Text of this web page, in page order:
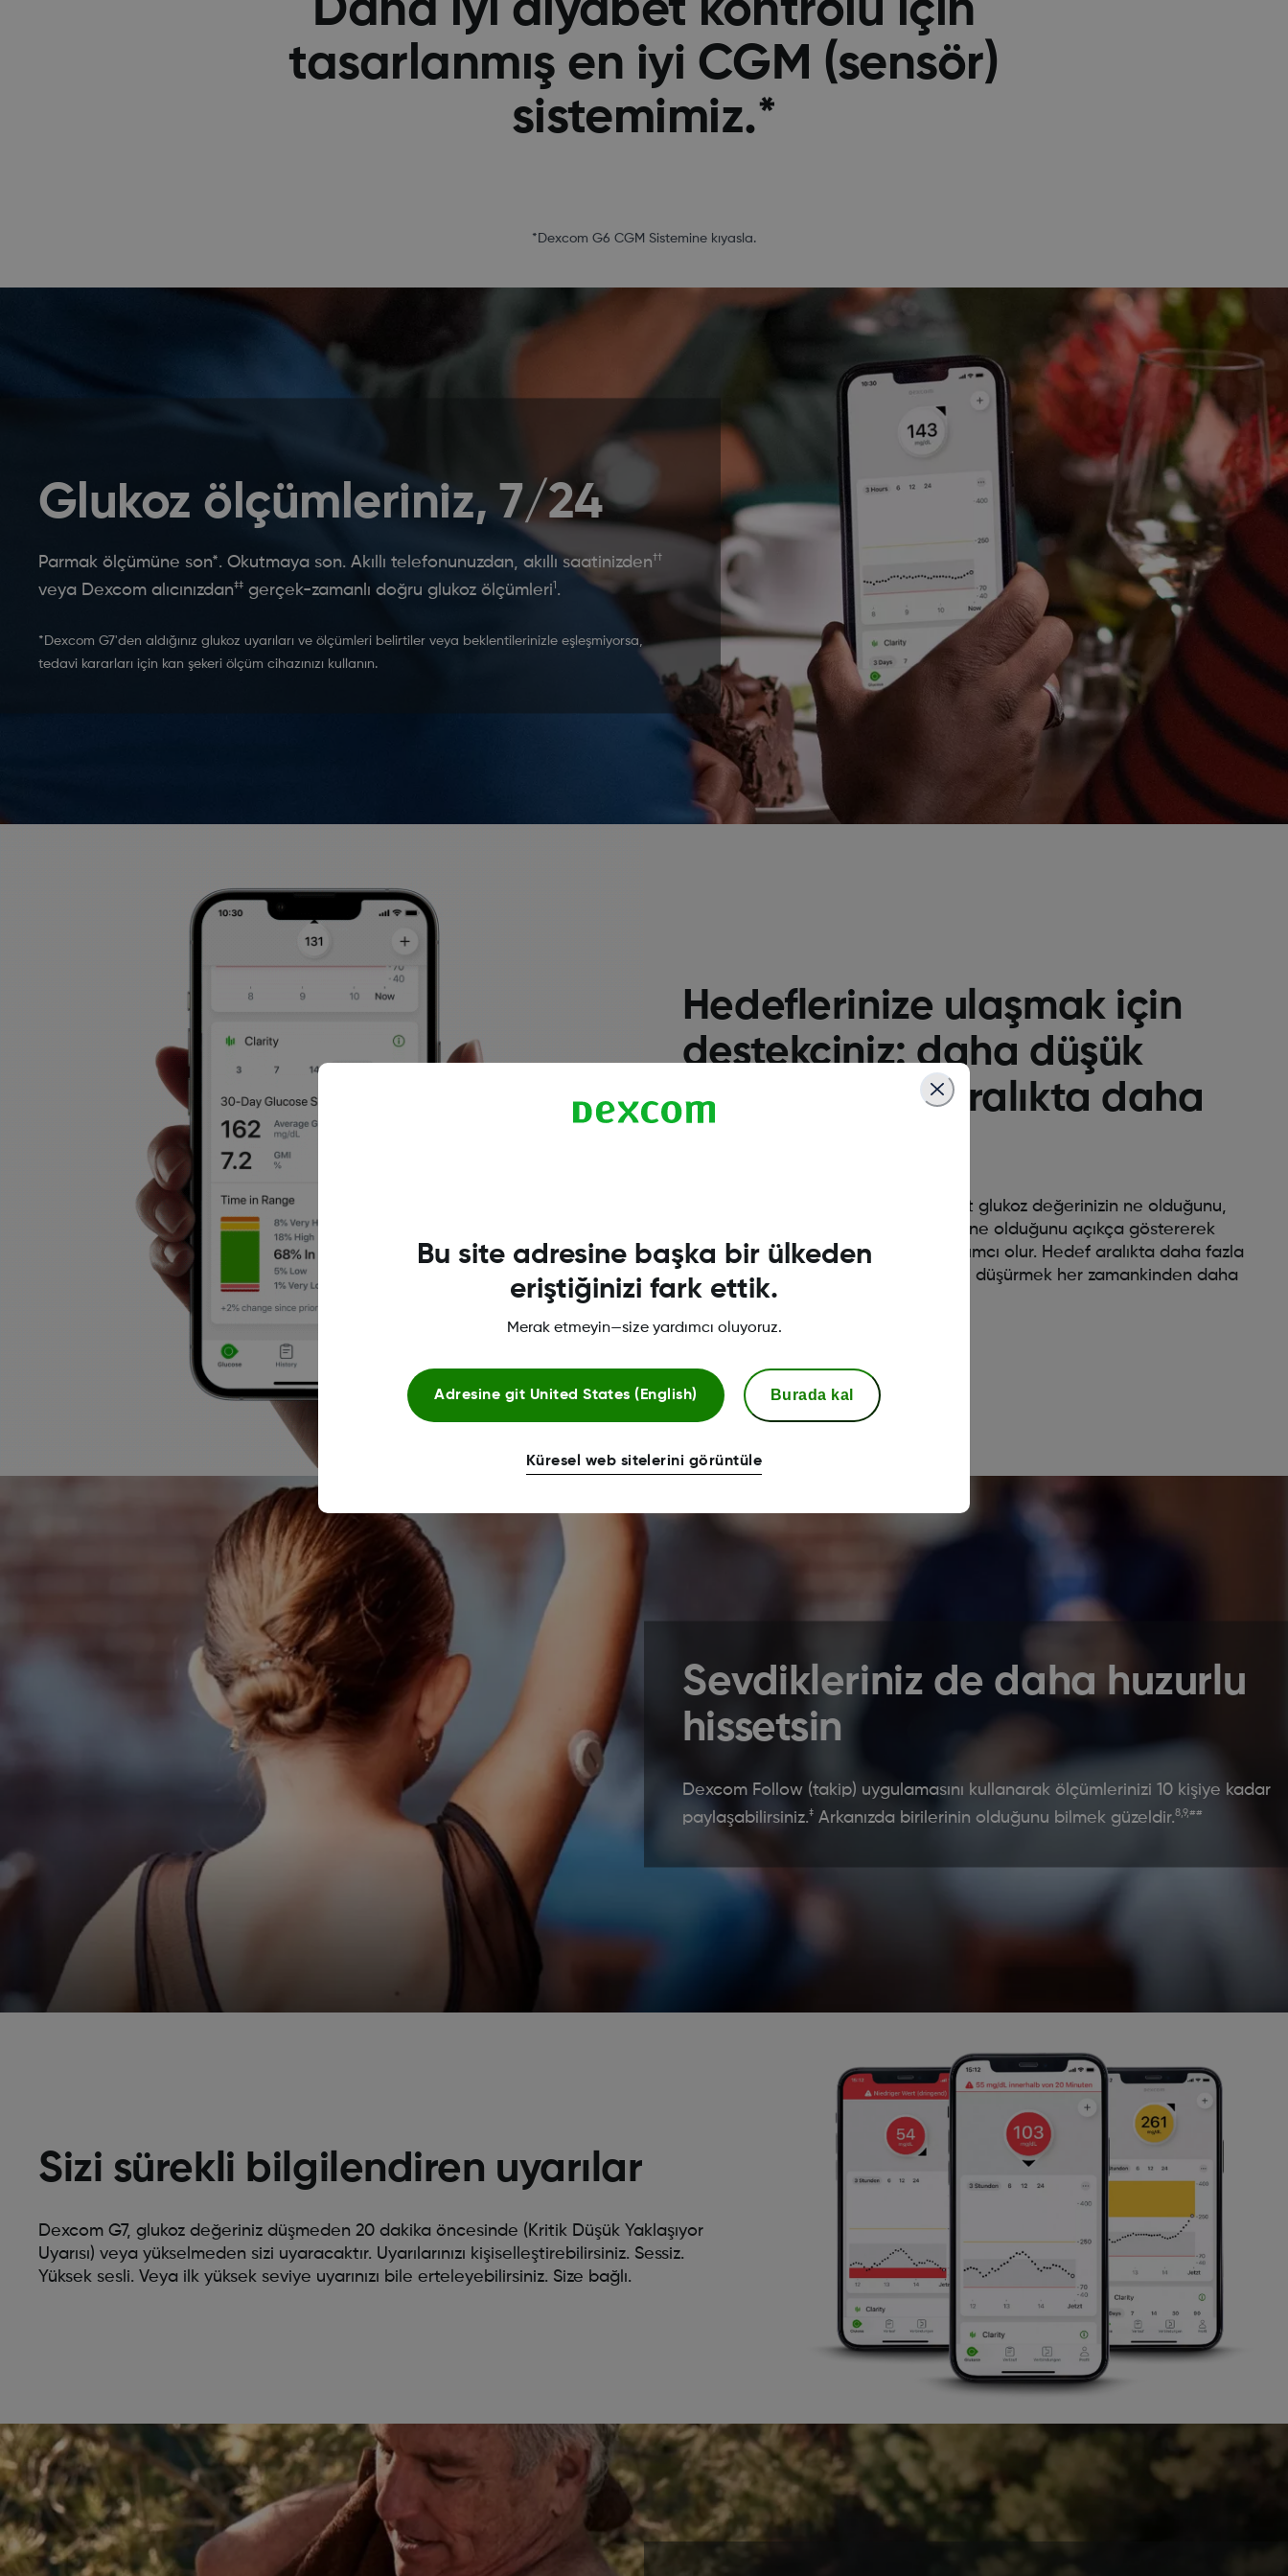
Daha iyi diyabet kontrolü için
tasarlanmış en iyi CGM (sensör)
sistemimiz.*
*Dexcom G6 CGM Sistemine kıyasla.
Glukoz ölçümleriniz, 7/24
Parmak ölçümüne son*. Okutmaya son. Akıllı telefonunuzdan, akıllı saatinizden††
veya Dexcom alıcınızdan‡‡ gerçek-zamanlı doğru glukoz ölçümleri1 .
*Dexcom G7'den aldığınız glukoz uyarıları ve ölçümleri belirtiler veya beklentilerinizle eşleşmiyorsa,
tedavi kararları için kan şekeri ölçüm cihazınızı kullanın.
Hedeflerinize ulaşmak için
destekçiniz: daha düşük
HbA1c, hedef aralıkta daha
Yeni Dexcom G7 uygulaması, mevcut glukoz değerinizin ne olduğunu,
nereye doğru gittiğini ve öncesinde ne olduğunu açıkça göstererek
daha bilinçli kararlar vermenize yardımcı olur. Hedef aralıkta daha fazla
zaman geçirmek ve HbA1c değerinizi düşürmek her zamankinden daha
†,2,3,4,6,7
Sevdikleriniz de daha huzurlu
hissetsin
Dexcom Follow (takip) uygulamasını kullanarak ölçümlerinizi 10 kişiye kadar
paylaşabilirsiniz.‡Arkanızda birilerinin olduğunu bilmek güzeldir.8,9,##
Sizi sürekli bilgilendiren uyarılar
Dexcom G7, glukoz değeriniz düşmeden 20 dakika öncesinde (Kritik Düşük Yaklaşıyor
Uyarısı) veya yükselmeden sizi uyaracaktır. Uyarılarınızı kişiselleştirebilirsiniz. Sessiz.
Yüksek sesli. Veya ilk yüksek seviye uyarınızı bile erteleyebilirsiniz. Size bağlı.
Bu site adresine başka bir ülkeden
eriştiğinizi fark ettik.
Merak etmeyin—size yardımcı oluyoruz.
Adresine git United States (English) Burada kal
Küresel web sitelerini görüntüle